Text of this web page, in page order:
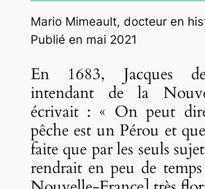
Mario Mimeault, docteur en
Publié en mai 2021
En 1683, Jacques
intendant de la
écrivait : « On peut
pêche est un Pérou et
faite que par les seuls
rendrait en peu de